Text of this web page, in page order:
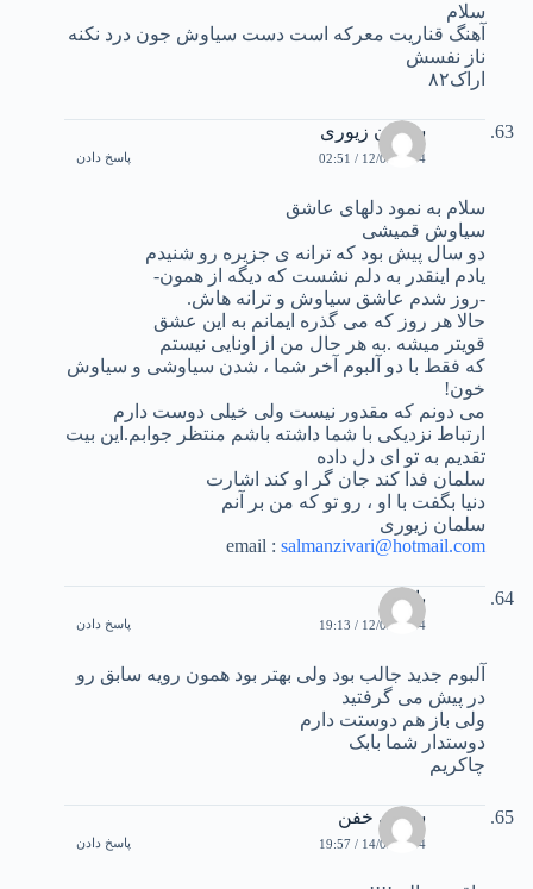
سلام
آهنگ قناریت معرکه است دست سياوش جون درد نکنه
ناز نفسش
اراک۸۲
سلمان زيوری
12/03/2004 / 02:51 پاسخ دادن
سلام به نمود دلهای عاشق
سیاوش قمیشی
دو سال پیش بود که ترانه ی جزیره رو شنیدم
یادم اینقدر به دلم نشست که دیگه از همون-
-روز شدم عاشق سیاوش و ترانه هاش.
حالا هر روز که می گذره ایمانم به این عشق
قویتر میشه .به هر حال من از اونایی نیستم
که فقط با دو آلبوم آخر شما ، شدن سیاوشی و سیاوش
خون!
می دونم که مقدور نیست ولی خیلی دوست دارم
ارتباط نزدیکی با شما داشته باشم منتظر جوابم.این بیت
تقدیم به تو ای دل داده
سلمان فدا کند جان گر او کند اشارت
دنیا بگفت با او ، رو تو که من بر آنم
سلمان زیوری
email : salmanzivari@hotmail.com
بابک
12/03/2004 / 19:13 پاسخ دادن
آلبوم جديد جالب بود ولی بهتر بود همون رويه سابق رو
در پيش می گرفتيد
ولی باز هم دوستت دارم
دوستدار شما بابک
چاکريم
سامي خفن
14/03/2004 / 19:57 پاسخ دادن